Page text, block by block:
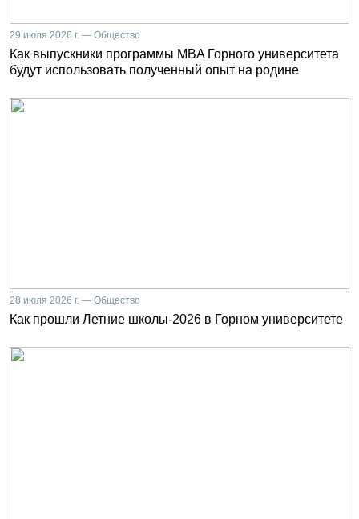
29 июля 2026 г. — Общество
Как выпускники программы MBA Горного университета
будут использовать полученный опыт на родине
28 июля 2026 г. — Общество
Как прошли Летние школы-2026 в Горном университете